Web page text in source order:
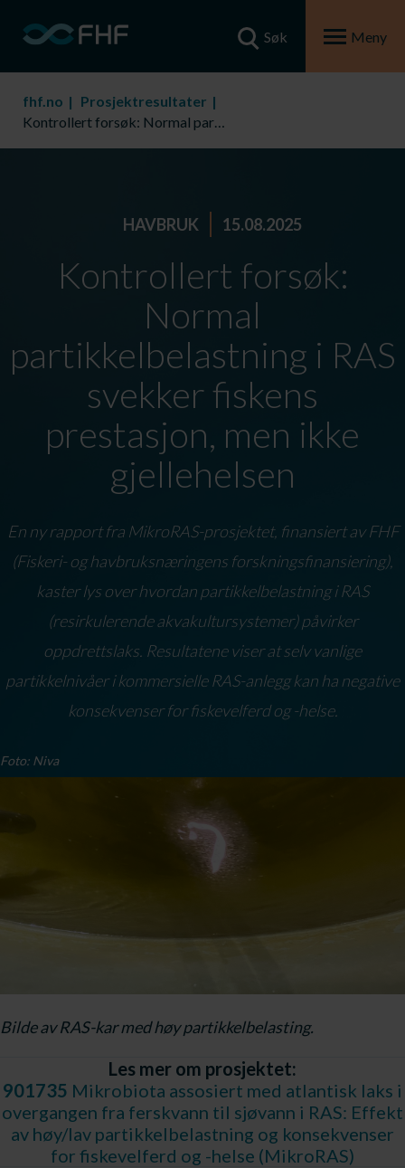
Søk Meny
fhf.no
Prosjektresultater
Kontrollert forsøk: Normal partikkelbelastning i RAS svekker fiskens prestasjon, men ikke gjellehelsen
HAVBRUK 15.08.2025
Kontrollert forsøk:
Normal
partikkelbelastning i RAS
svekker fiskens
prestasjon, men ikke
gjellehelsen
En ny rapport fra MikroRAS-prosjektet, finansiert av FHF
(Fiskeri- og havbruksnæringens forskningsfinansiering),
kaster lys over hvordan partikkelbelastning i RAS
(resirkulerende akvakultursystemer) påvirker
oppdrettslaks. Resultatene viser at selv vanlige
partikkelnivåer i kommersielle RAS-anlegg kan ha negative
konsekvenser for fiskevelferd og -helse.
Foto: Niva
Bilde av RAS-kar med høy partikkelbelasting.
Les mer om prosjektet:
901735 Mikrobiota assosiert med atlantisk laks i
overgangen fra ferskvann til sjøvann i RAS: Effekt
av høy/lav partikkelbelastning og konsekvenser
for fiskevelferd og -helse (MikroRAS)